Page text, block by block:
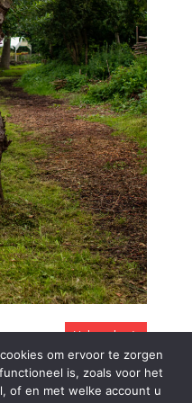
Volgende
om ervoor te zorgen
is, zoals voor het
of en met welke account u